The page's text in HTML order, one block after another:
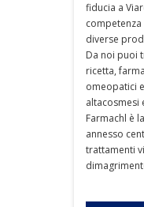
fiducia a
diverse
Da noi puoi
ricetta,
omeopatici
altacosmesi
Farmachl è
annesso
trattamenti